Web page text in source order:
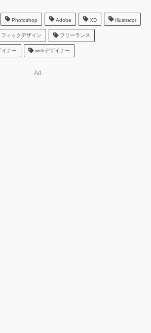
Photoshop Adobe XD Illustrator
ィックデザイン フリーランス
ナー webデザイナー
Ad